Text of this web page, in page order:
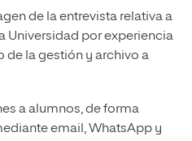
de la entrevista relativa a
Universidad por experiencia
de la gestión y archivo a
a alumnos, de forma
email, WhatsApp y